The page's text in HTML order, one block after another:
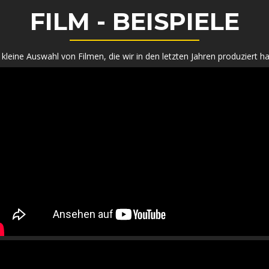
FILM - BEISPIELE
kleine Auswahl von Filmen, die wir in den letzten Jahren produziert